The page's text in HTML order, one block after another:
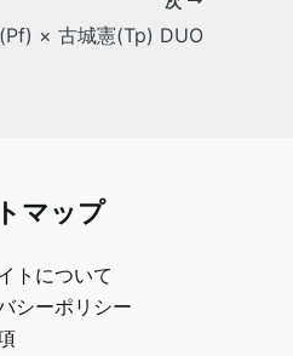
× 古城憲(Tp) DUO
マップ
トについて
シーポリシー